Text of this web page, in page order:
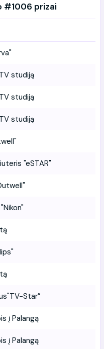
#1006 prizai
studiją
studiją
studiją
"eSTAR"
Star”
į Palangą
į Palangą